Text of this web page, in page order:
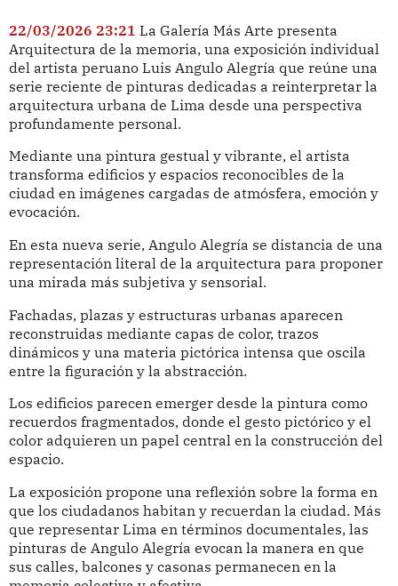
22/03/2026 23:21 La Galería Más Arte presenta
Arquitectura de la memoria, una exposición individual
del artista peruano Luis Angulo Alegría que reúne una
serie reciente de pinturas dedicadas a reinterpretar la
arquitectura urbana de Lima desde una perspectiva
profundamente personal.
Mediante una pintura gestual y vibrante, el artista
transforma edificios y espacios reconocibles de la
ciudad en imágenes cargadas de atmósfera, emoción y
evocación.
En esta nueva serie, Angulo Alegría se distancia de una
representación literal de la arquitectura para proponer
una mirada más subjetiva y sensorial.
Fachadas, plazas y estructuras urbanas aparecen
reconstruidas mediante capas de color, trazos
dinámicos y una materia pictórica intensa que oscila
entre la figuración y la abstracción.
Los edificios parecen emerger desde la pintura como
recuerdos fragmentados, donde el gesto pictórico y el
color adquieren un papel central en la construcción del
espacio.
La exposición propone una reflexión sobre la forma en
que los ciudadanos habitan y recuerdan la ciudad. Más
que representar Lima en términos documentales, las
pinturas de Angulo Alegría evocan la manera en que
sus calles, balcones y casonas permanecen en la